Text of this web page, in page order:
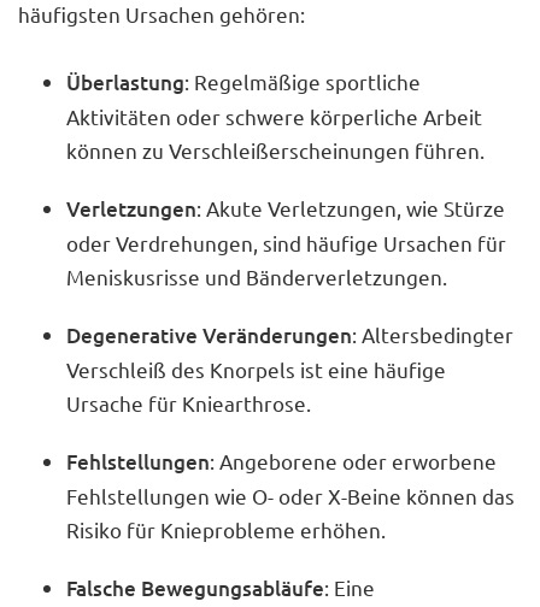
häufigsten Ursachen gehören:
Überlastung: Regelmäßige sportliche
Aktivitäten oder schwere körperliche Arbeit
können zu Verschleißerscheinungen führen.
Verletzungen: Akute Verletzungen, wie Stürze
oder Verdrehungen, sind häufige Ursachen für
Meniskusrisse und Bänderverletzungen.
Degenerative Veränderungen: Altersbedingter
Verschleiß des Knorpels ist eine häufige
Ursache für Kniearthrose.
Fehlstellungen: Angeborene oder erworbene
Fehlstellungen wie O- oder X-Beine können das
Risiko für Knieprobleme erhöhen.
Falsche Bewegungsabläufe: Eine